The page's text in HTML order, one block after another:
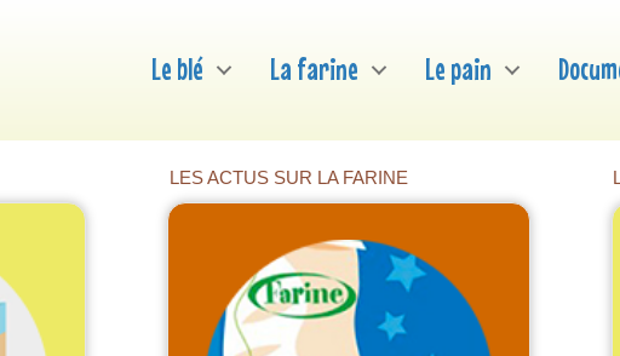
Le blé La farine Le pain
LES ACTUS SUR LA FARINE